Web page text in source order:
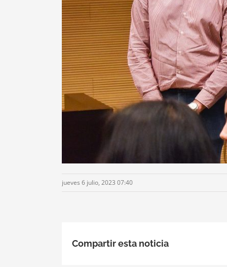
jueves 6 julio, 2023 07:40
Compartir esta noticia